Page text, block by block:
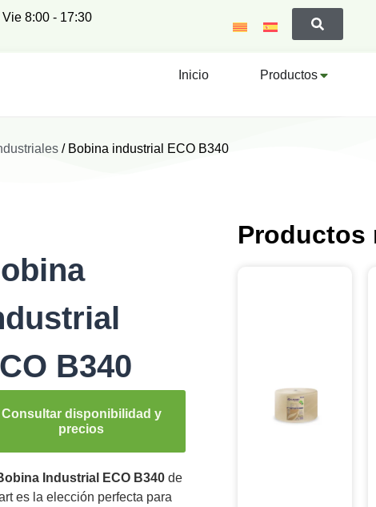
Vie 8:00 - 17:30
Inicio Productos
/ Bobina industrial ECO B340
B340
Consultar disponibilidad y
precios
Industrial ECO B340de
es la elección perfecta para
Productos